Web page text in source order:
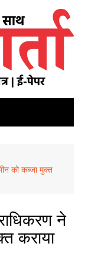
को कब्जा मुक्त
ने
कराया